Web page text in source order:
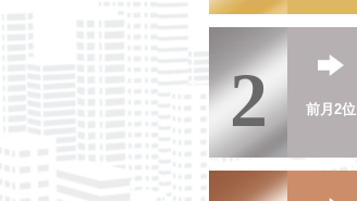
2 前月2位